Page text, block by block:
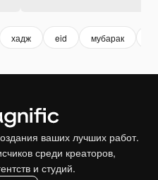
хадж eid мубарак
ваших лучших работ.
среди креаторов,
и студий.